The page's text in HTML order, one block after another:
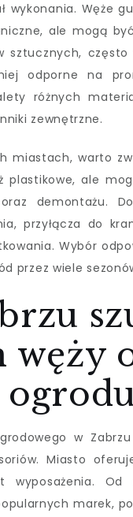
Węże
ale mogą
sztucznych,
odporne na
różnych
zewnętrzne.
miastach, warto
plastikowe, ale
demontażu.
przyłącza do
Wybór
przez wiele
węży
w
Miasto
Od
marek,